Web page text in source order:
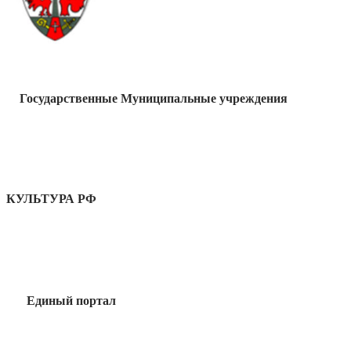
Государственные Муниципальные учреждения
КУЛЬТУРА РФ
Единый портал